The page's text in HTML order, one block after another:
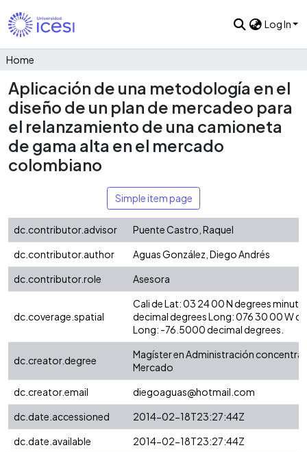
Log In
Home
Aplicación de una metodología en el
diseño de un plan de mercadeo para
el relanzamiento de una camioneta
de gama alta en el mercado
colombiano
Simple item page
dc.contributor.advisor
Puente Castro, Raquel
dc.contributor.author
Aguas González, Diego Andrés
dc.contributor.role
Asesora
dc.coverage.spatial
Cali de Lat: 03 24 00 N degrees
decimal degrees Long: 076 30 00 W
Long: -76.5000 decimal degrees.
dc.creator.degree
Magíster en Administración
Mercado
dc.creator.email
diegoaguas@hotmail.com
dc.date.accessioned
2014-02-18T23:27:44Z
dc.date.available
2014-02-18T23:27:44Z